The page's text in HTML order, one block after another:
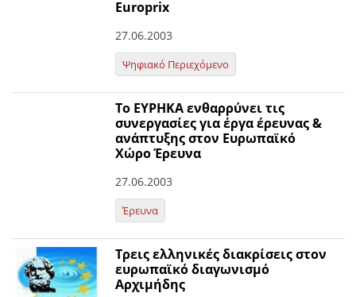
Europrix
27.06.2003
Ψηφιακό Περιεχόμενο
Το ΕΥΡΗΚΑ ενθαρρύνει τις
συνεργασίες για έργα έρευνας &
ανάπτυξης στον Ευρωπαϊκό
Χώρο Έρευνα
27.06.2003
Έρευνα
Τρεις ελληνικές διακρίσεις στον
ευρωπαϊκό διαγωνισμό
Αρχιμήδης